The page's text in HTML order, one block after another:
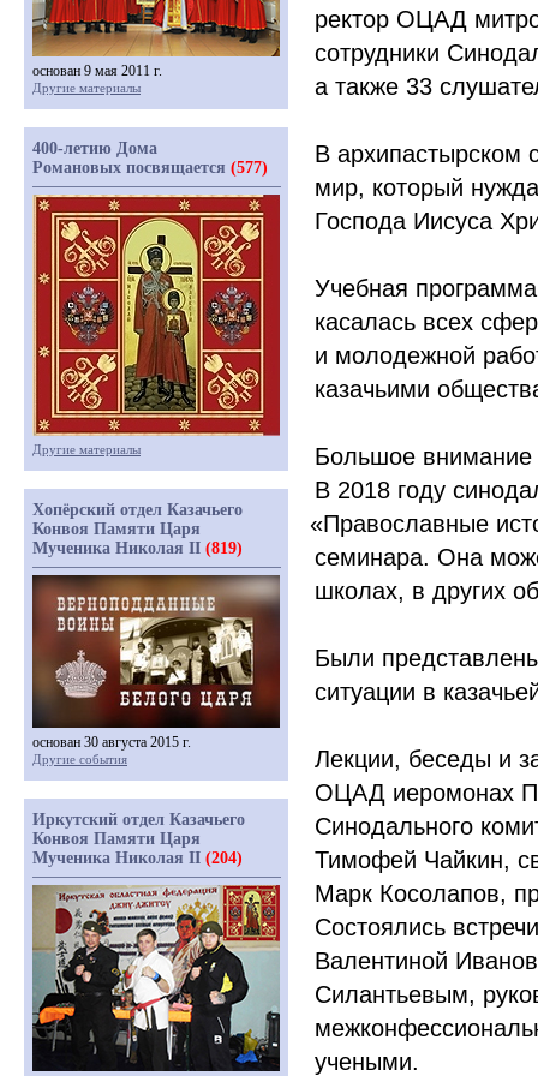
ректор ОЦАД
сотрудники
а также 33
В архипастырском
мир, который
Господа Иисуса
Учебная
касалась всех
и молодежной
казачьими
Большое внимание
В 2018 году
«Православные
семинара. Она
школах, в других
Были
ситуации в
Лекции, беседы и
ОЦАД иеромонах
Синодального
Тимофей Чайкин,
Марк Косолапов,
Состоялись
Валентиной
Силантьевым,
учеными.
основан 9 мая 2011 г.
Другие материалы
400-летию Дома
Романовых посвящается (577)
Другие материалы
Хопёрский отдел Казачьего
Конвоя Памяти Царя
Мученика Николая II (819)
основан 30 августа 2015 г.
Другие события
Иркутский отдел Казачьего
Конвоя Памяти Царя
Мученика Николая II (204)